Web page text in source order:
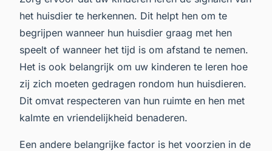
het huisdier te herkennen. Dit helpt hen om te
begrijpen wanneer hun huisdier graag met hen
speelt of wanneer het tijd is om afstand te nemen.
Het is ook belangrijk om uw kinderen te leren hoe
zij zich moeten gedragen rondom hun huisdieren.
Dit omvat respecteren van hun ruimte en hen met
kalmte en vriendelijkheid benaderen.
Een andere belangrijke factor is het voorzien in de